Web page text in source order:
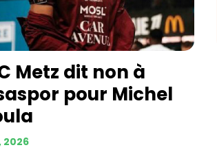
Metz dit non à
pour Michel
2026